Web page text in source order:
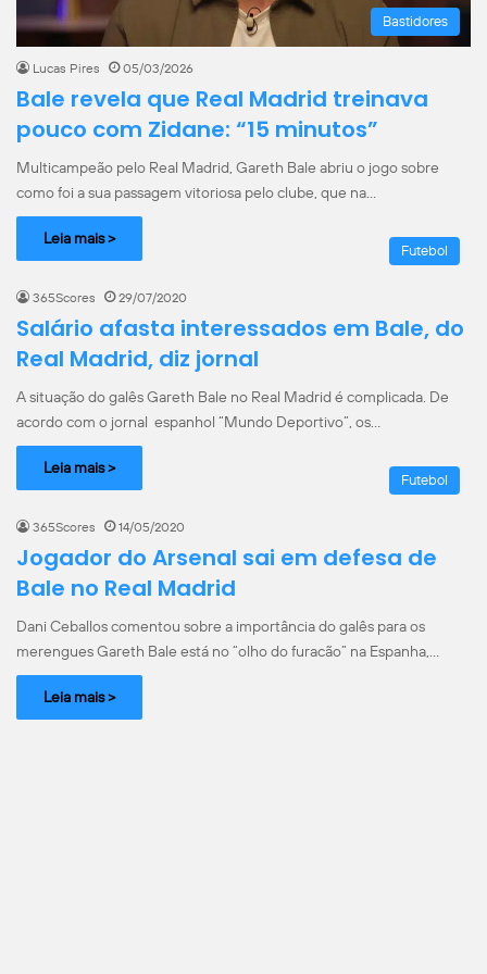
Bastidores
Lucas Pires 05/03/2026
Bale revela que Real Madrid treinava
pouco com Zidane: “15 minutos”
Multicampeão pelo Real Madrid, Gareth Bale abriu o jogo sobre
como foi a sua passagem vitoriosa pelo clube, que na…
Leia mais >
Futebol
365Scores 29/07/2020
Salário afasta interessados em Bale, do
Real Madrid, diz jornal
A situação do galês Gareth Bale no Real Madrid é complicada. De
acordo com o jornal espanhol “Mundo Deportivo”, os…
Leia mais >
Futebol
365Scores 14/05/2020
Jogador do Arsenal sai em defesa de
Bale no Real Madrid
Dani Ceballos comentou sobre a importância do galês para os
merengues Gareth Bale está no “olho do furacão” na Espanha,…
Leia mais >